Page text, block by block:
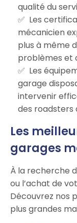
qualité du
Les
mécanicien
plus à même
problèmes et
Les
garage
intervenir
des roadsters
Les
garages
À la recherche
ou l’achat de
Découvrez nos
plus grandes